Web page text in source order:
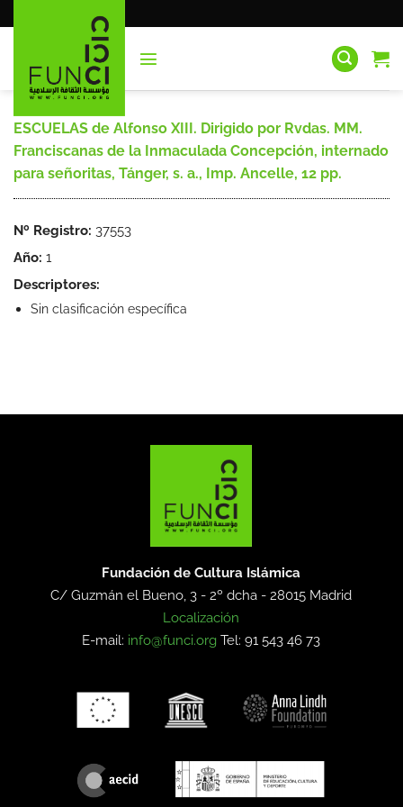
al
ESCUELAS de Alfonso XIII. Dirigido por Rvdas. MM.
Franciscanas de la Inmaculada Concepción, internado
para señoritas, Tánger, s. a., Imp. Ancelle, 12 pp.
Nº Registro: 37553
Año: 1
Descriptores:
Sin clasificación específica
Fundación de Cultura Islámica
C/ Guzmán el Bueno, 3 - 2º dcha -28015 Madrid
Localización
E-mail: info@funci.org Tel: 91 543 46 73